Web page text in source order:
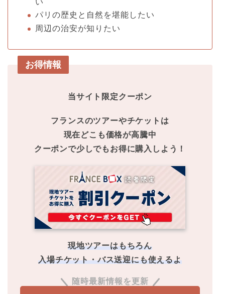
パリの歴史と自然を堪能したい
周辺の治安が知りたい
お得情報
当サイト限定クーポン
フランスのツアーやチケットは
現在どこも価格が高騰中
クーポンで少しでもお得に購入しよう！
現地ツアーはもちろん
入場チケット・バス送迎にも使えるよ
随時最新情報を更新